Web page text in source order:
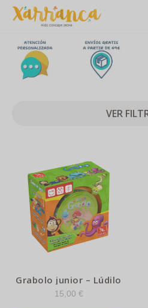
VER
Grabolo junior – Lúdilo
15,00 €